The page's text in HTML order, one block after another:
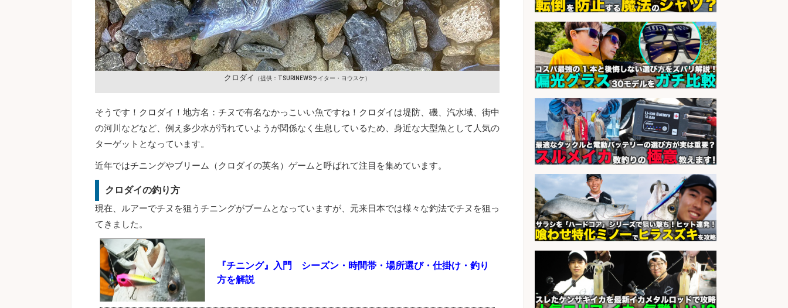
クロダイ （提供：TSURINEWSライター・ヨウスケ）
そうです！クロダイ！地方名：チヌで有名なかっこいい魚ですね！クロダイは堤防、磯、汽水域、街中
の河川などなど、例え多少水が汚れていようが関係なく生息しているため、身近な大型魚として人気の
ターゲットとなっています。
近年ではチニングやブリーム（クロダイの英名）ゲームと呼ばれて注目を集めています。
クロダイの釣り方
現在、ルアーでチヌを狙うチニングがブームとなっていますが、元来日本では様々な釣法でチヌを狙っ
てきました。
『チニング』入門 シーズン・時間帯・場所選び・仕掛け・釣り
方を解説
会社名 株式会社REnista
sponsored by 求人ボックス
倉庫での釣り用品の軽作業スタッ
フ/未経験歓迎/交通費支給/制服貸
与/正社員登用あり
会社名 株式会社REnista
sponsored by 求人ボックス